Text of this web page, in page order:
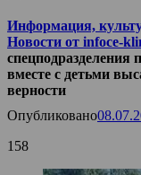
Информация,
Новости от infoce-
спецподразделения
вместе с детьми
верности
Опубликовано
158